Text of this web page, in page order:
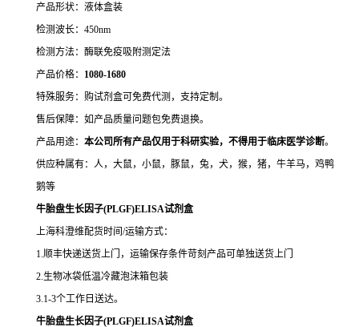
产品形状：液体盒装
检测波长：450nm
检测方法：酶联免疫吸附测定法
产品价格： 1080-1680
特殊服务：购试剂盒可免费代测，支持定制。
售后保障：如产品质量问题包免费退换。
产品用途： 本公司所有产品仅用于科研实验，不得用于临床医学诊断。
供应种属有：人，大鼠，小鼠，豚鼠，兔，犬，猴，猪，牛羊马，鸡鸭
鹅等
牛胎盘生长因子(PLGF)ELISA试剂盒
上海科澄维配货时间/运输方式：
1.顺丰快递送货上门，运输保存条件苛刻产品可单独送货上门
2.生物冰袋低温冷藏泡沫箱包装
3.1-3个工作日送达。
牛胎盘生长因子(PLGF)ELISA试剂盒